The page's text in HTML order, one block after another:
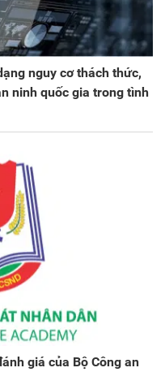
nguy cơ thách thức,
ninh quốc gia trong tình
giá của Bộ Công an